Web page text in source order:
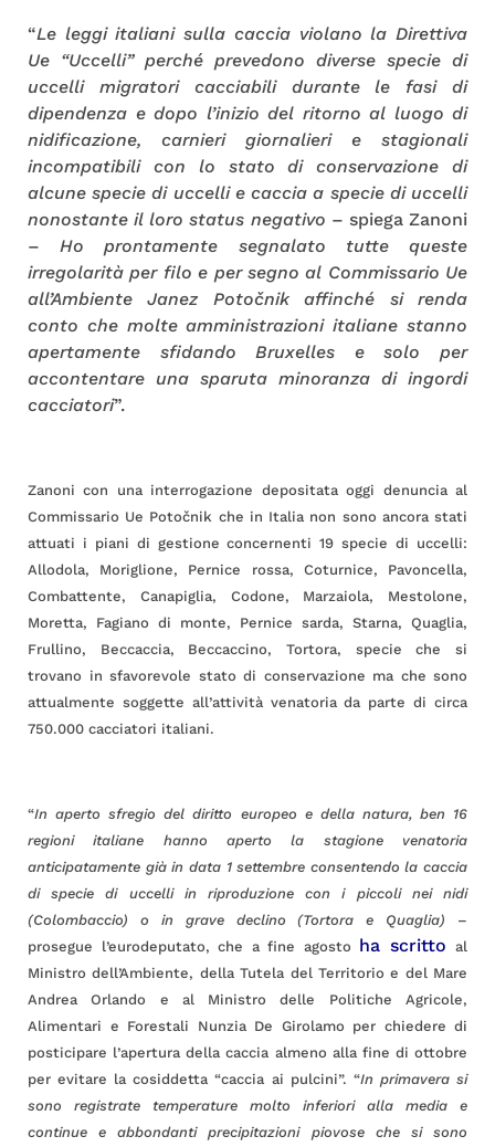
“Le leggi italiani sulla caccia violano la Direttiva
Ue “Uccelli” perché prevedono diverse specie di
uccelli migratori cacciabili durante le fasi di
dipendenza e dopo l’inizio del ritorno al luogo di
nidificazione, carnieri giornalieri e stagionali
incompatibili con lo stato di conservazione di
alcune specie di uccelli e caccia a specie di uccelli
nonostante il loro status negativo – spiega Zanoni
– Ho prontamente segnalato tutte queste
irregolarità per filo e per segno al Commissario Ue
all’Ambiente Janez Potočnik affinché si renda
conto che molte amministrazioni italiane stanno
apertamente sfidando Bruxelles e solo per
accontentare una sparuta minoranza di ingordi
cacciatori”.
Zanoni con una interrogazione depositata oggi denuncia al
Commissario Ue Potočnik che in Italia non sono ancora stati
attuati i piani di gestione concernenti 19 specie di uccelli:
Allodola, Moriglione, Pernice rossa, Coturnice, Pavoncella,
Combattente, Canapiglia, Codone, Marzaiola, Mestolone,
Moretta, Fagiano di monte, Pernice sarda, Starna, Quaglia,
Frullino, Beccaccia, Beccaccino, Tortora, specie che si
trovano in sfavorevole stato di conservazione ma che sono
attualmente soggette all’attività venatoria da parte di circa
750.000 cacciatori italiani.
“In aperto sfregio del diritto europeo e della natura, ben 16
regioni italiane hanno aperto la stagione venatoria
anticipatamente già in data 1 settembre consentendo la caccia
di specie di uccelli in riproduzione con i piccoli nei nidi
(Colombaccio) o in grave declino (Tortora e Quaglia) –
prosegue l’eurodeputato, che a fine agosto ha scritto al
Ministro dell’Ambiente, della Tutela del Territorio e del Mare
Andrea Orlando e al Ministro delle Politiche Agricole,
Alimentari e Forestali Nunzia De Girolamo per chiedere di
posticipare l’apertura della caccia almeno alla fine di ottobre
per evitare la cosiddetta “caccia ai pulcini”. “In primavera si
sono registrate temperature molto inferiori alla media e
continue e abbondanti precipitazioni piovose che si sono